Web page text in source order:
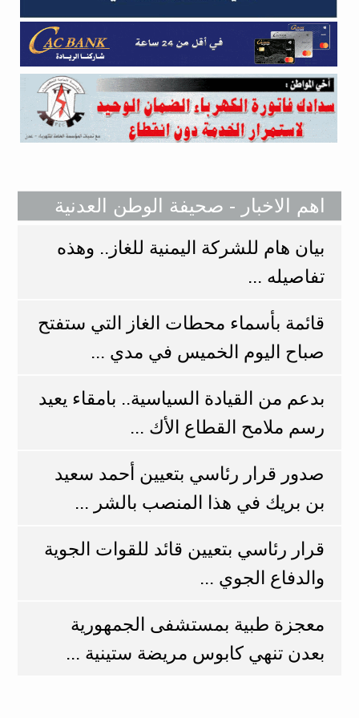
اهم الاخبار - صحيفة الوطن العدنية
بيان هام للشركة اليمنية للغاز.. وهذه
تفاصيله ...
قائمة بأسماء محطات الغاز التي ستفتح
صباح اليوم الخميس في مدي ...
بدعم من القيادة السياسية.. بامقاء يعيد
رسم ملامح القطاع الأك ...
صدور قرار رئاسي بتعيين أحمد سعيد
بن بريك في هذا المنصب بالشر ...
قرار رئاسي بتعيين قائد للقوات الجوية
والدفاع الجوي ...
معجزة طبية بمستشفى الجمهورية
بعدن تنهي كابوس مريضة ستينية ...